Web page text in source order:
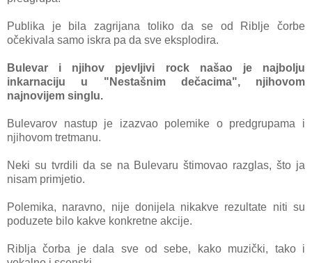
Publika je bila zagrijana toliko da se od Riblje čorbe
očekivala samo iskra pa da sve eksplodira.
Bulevar i njihov pjevljivi rock našao je najbolju
inkarnaciju u "Nestašnim dečacima", njihovom
najnovijem singlu.
Bulevarov nastup je izazvao polemike o predgrupama i
njihovom tretmanu.
Neki su tvrdili da se na Bulevaru štimovao razglas, što ja
nisam primjetio.
Polemika, naravno, nije donijela nikakve rezultate niti su
poduzete bilo kakve konkretne akcije.
Riblja čorba je dala sve od sebe, kako muzički, tako i